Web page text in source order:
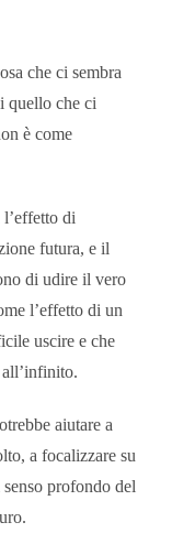
che ci sembra
quello che ci
è come
di
futura, e il
di udire il vero
l’effetto di un
uscire e che
aiutare a
a focalizzare su
profondo del